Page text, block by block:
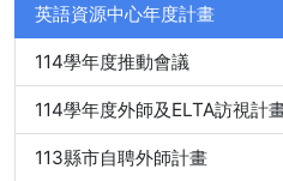
英語資源中心年度計畫
114學年度推動會議
114學年度外師及ELTA訪視計
113縣市自聘外師計畫